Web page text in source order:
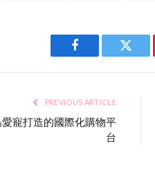
Facebook
PREVIOUS ARTICLE
寵打造的國際化購物平
台